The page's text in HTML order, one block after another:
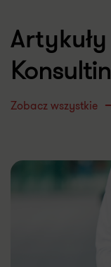
Zobacz wszystkie